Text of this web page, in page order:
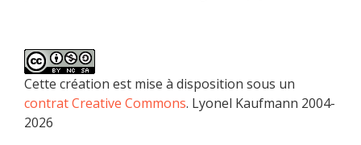
Cette création est mise à disposition sous un
contrat Creative Commons. Lyonel Kaufmann 2004-
2026